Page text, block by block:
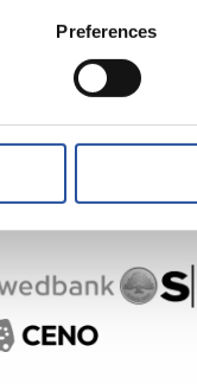
Preferences